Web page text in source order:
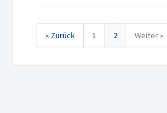
« Zurück 1 2 Weiter »